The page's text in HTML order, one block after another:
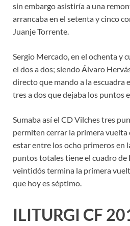
sin embargo asistiría a una
arrancaba en el setenta y cinco
Juanje Torrente.
Sergio Mercado, en el ochenta y
el dos a dos; siendo Álvaro
directo que mando a la escuadra
tres a dos que dejaba los puntos
Sumaba así el CD Vilches tres
permiten cerrar la primera
estar entre los ocho primeros en
puntos totales tiene el cuadro de
veintidós termina la primera
que hoy es séptimo.
ILITURGI CF